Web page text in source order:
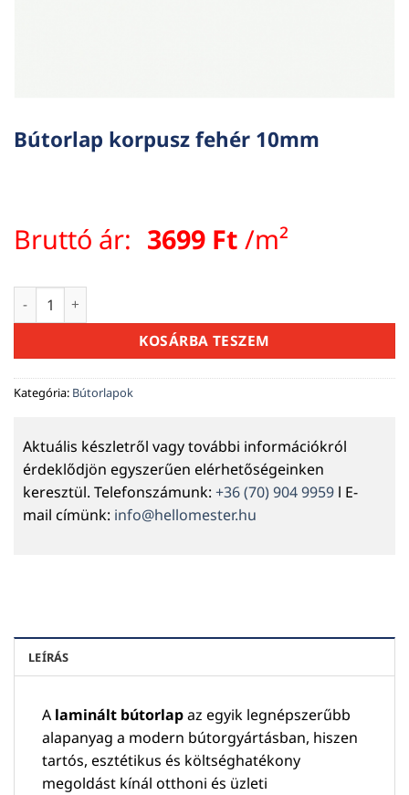
Bútorlap korpusz fehér 10mm
Bruttó ár: 3699 Ft /m²
Bútorlap korpusz fehér 10mm mennyiség
KOSÁRBA TESZEM
Kategória: Bútorlapok
Aktuális készletről vagy további információkról
érdeklődjön egyszerűen elérhetőségeinken
keresztül. Telefonszámunk: +36 (70) 904 9959 l E-
mail címünk: info@hellomester.hu
LEÍRÁS
A laminált bútorlapaz egyik legnépszerűbb
alapanyag a modern bútorgyártásban, hiszen
tartós, esztétikus és költséghatékony
megoldást kínál otthoni és üzleti